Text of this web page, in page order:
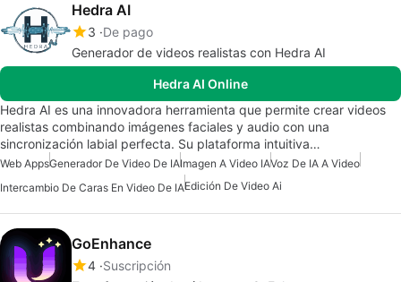
Hedra AI
3 De pago
Generador de videos realistas con Hedra AI
Hedra AI Online
Hedra AI es una innovadora herramienta que permite crear videos
realistas combinando imágenes faciales y audio con una
sincronización labial perfecta. Su plataforma intuitiva…
Web AppsGenerador De Video De IAImagen A Video IAVoz De IA A Video
Intercambio De Caras En Video De IAEdición De Video Ai
GoEnhance
4 Suscripción